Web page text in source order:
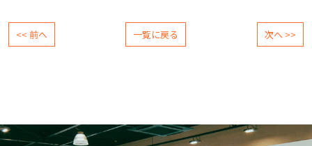
<< 前へ 一覧に戻る 次へ >>